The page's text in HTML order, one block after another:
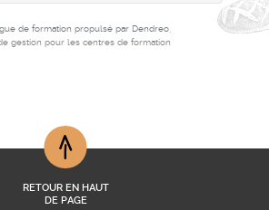
de formation propulsé par Dendreo,
gestion pour les centres de formation
RETOUR EN HAUT
DE PAGE